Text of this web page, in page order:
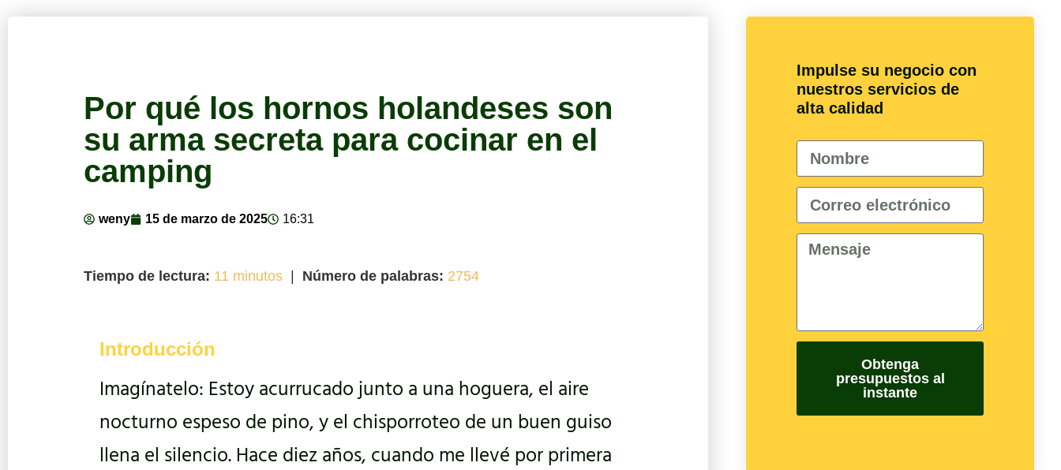
Por qué los hornos holandeses son
su arma secreta para cocinar en el
camping
weny 15 de marzo de 2025 16:31
Tiempo de lectura: 11 minutos Número de palabras: 2754
Introducción
Imagínatelo: Estoy acurrucado junto a una hoguera, el aire
nocturno espeso de pino, y el chisporroteo de un buen guiso
llena el silencio. Hace diez años, cuando me llevé por primera
Impulse su negocio con
nuestros servicios de
alta calidad
Obtenga
presupuestos al
instante